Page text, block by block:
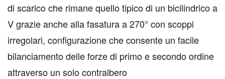
di scarico che rimane quello tipico di un bicilindrico a
V grazie anche alla fasatura a 270° con scoppi
irregolari, configurazione che consente un facile
bilanciamento delle forze di primo e secondo ordine
attraverso un solo contralbero